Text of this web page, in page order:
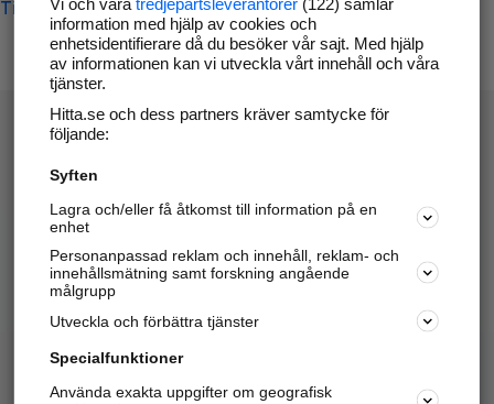
Till startsidan
Hitta.se - Gratis nummerupplysning.
Sök företag, personer och platser.
Hitta telefonnummer, adresser, företagsinfo mm.
Marknadsför företaget
Kom igång och annonsera mot
information med hjälp av cookies och
enhetsidentifierare då du besöker vår sajt. Med hjälp
av informationen kan vi utveckla vårt innehåll och våra
tjänster.
Hitta.se och dess partners kräver samtycke för
följande:
Syften
Lagra och/eller få åtkomst till information på en
enhet
Personanpassad reklam och innehåll, reklam- och
innehållsmätning samt forskning angående
målgrupp
Utveckla och förbättra tjänster
Specialfunktioner
Använda exakta uppgifter om geografisk